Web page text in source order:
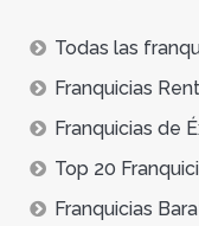
Todas las
Franquicias
Franquicias de
Top 20
Franquicias